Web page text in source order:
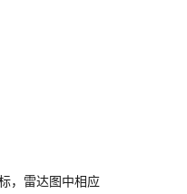
，雷达图中相应